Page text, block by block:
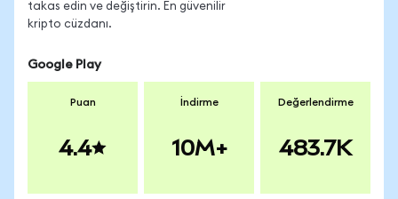
takas edin ve değiştirin. En güvenilir
kripto cüzdanı.
Google Play
Puan
4.4
İndirme
10M+
Değerlendirme
483.7K